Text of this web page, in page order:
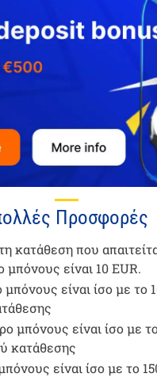
Προσφορές
κατάθεση που
μπόνους είναι 10 EUR.
είναι ίσο με το
μπόνους είναι ίσο με
κατάθεσης
είναι ίσο με το